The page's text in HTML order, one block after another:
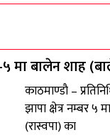
मा बालेन शाह
काठमाण्डाै –
झापा क्षेत्र नम्बर ५ मा
(रास्वपा) का